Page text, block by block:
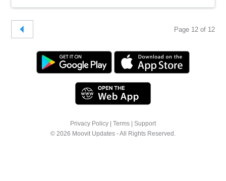
Page 12 of 12
Privacy Policy Terms
Support
© 2026 Moovit Updates - All Rights Reserved.